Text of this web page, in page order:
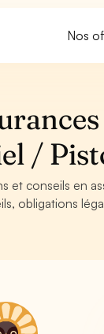
Nos
/
et conseils en
obligations